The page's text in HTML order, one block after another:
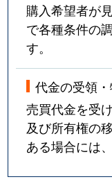
購入希望者が
で各種条件の
す。
代金の受領
売買代金を受
及び所有権の
ある場合には